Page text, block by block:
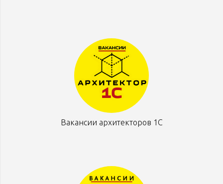
Вакансии архитекторов 1С